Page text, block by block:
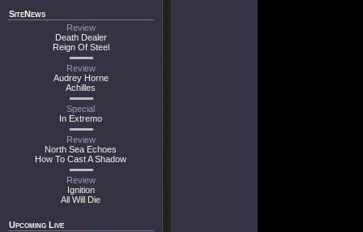
SiteNews
Review
Death Dealer
Reign Of Steel
Review
Audrey Horne
Achilles
Special
In Extremo
Review
North Sea Echoes
How To Cast A Shadow
Review
Ignition
All Will Die
Upcoming Live